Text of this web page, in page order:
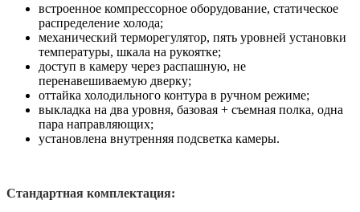
встроенное компрессорное оборудование, статическое
распределение холода;
механический терморегулятор, пять уровней установки
температуры, шкала на рукоятке;
доступ в камеру через распашную, не
перенавешиваемую дверку;
оттайка холодильного контура в ручном режиме;
выкладка на два уровня, базовая + съемная полка, одна
пара направляющих;
установлена внутренняя подсветка камеры.
Стандартная комплектация: